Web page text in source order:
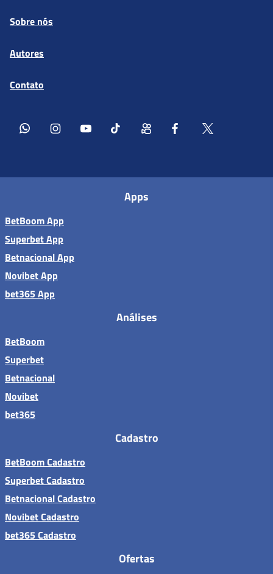
Sobre nós
Autores
Contato
Apps
BetBoom App
Superbet App
Betnacional App
Novibet App
bet365 App
Análises
BetBoom
Superbet
Betnacional
Novibet
bet365
Cadastro
BetBoom Cadastro
Superbet Cadastro
Betnacional Cadastro
Novibet Cadastro
bet365 Cadastro
Ofertas